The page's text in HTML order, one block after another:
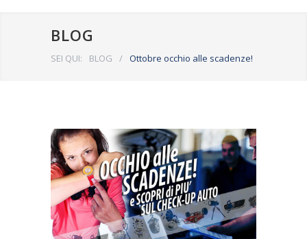
BLOG
SEI QUI: BLOG / Ottobre occhio alle scadenze!